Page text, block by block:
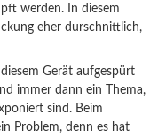
werden. In diesem
eher durschnittlich,
Gerät aufgespürt
immer dann ein Thema,
sind. Beim
Problem, denn es hat